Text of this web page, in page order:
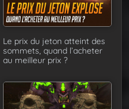
Le prix du jeton atteint des
sommets, quand l’acheter
au meilleur prix ?